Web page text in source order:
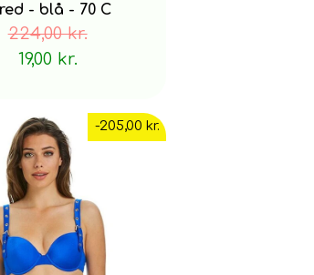
- blå - 70 C
224,00 kr.
19,00 kr.
-205,00 kr.